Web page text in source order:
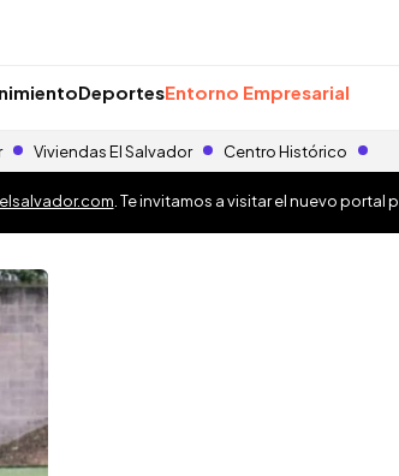
DeportesEntorno Empresarial
Viviendas El Salvador Centro Histórico
elsalvador.com . Te invitamos a visitar el nuevo